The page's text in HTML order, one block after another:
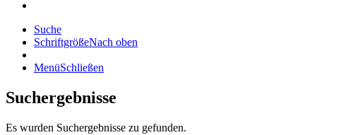
Suche
SchriftgrößeNach oben
MenüSchließen
Suchergebnisse
Es wurden Suchergebnisse zu gefunden.